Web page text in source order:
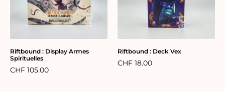
Riftbound : Display Armes
Spirituelles
CHF 105.00
Riftbound : Deck Vex
CHF 18.00